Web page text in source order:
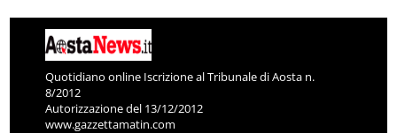
Quotidiano online Iscrizione al Tribunale di Aosta n.
8/2012
Autorizzazione del 13/12/2012
www.gazzettamatin.com